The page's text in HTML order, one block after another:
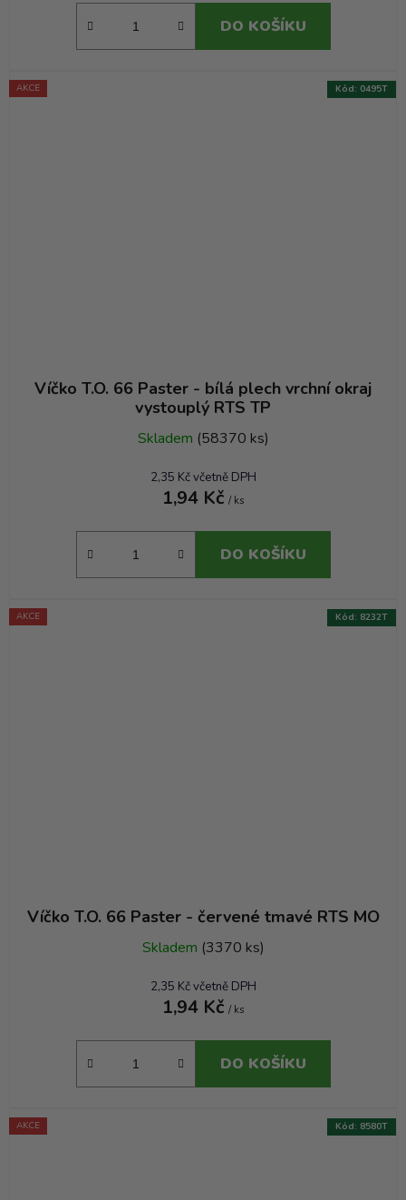
DO KOŠÍKU
AKCE
Víčko T.O. 66 Paster - bílá plech vrchní okraj
vystouplý RTS TP
Skladem (58370 ks)
2,35 Kč včetně DPH
1,94 Kč / ks
DO KOŠÍKU
Kód: 0495T
AKCE
Víčko T.O. 66 Paster - červené tmavé RTS MO
Skladem (3370 ks)
2,35 Kč včetně DPH
1,94 Kč / ks
DO KOŠÍKU
Kód: 8232T
AKCE Kód: 8580T